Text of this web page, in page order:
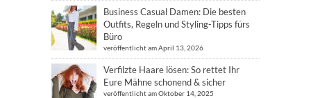
Business Casual Damen: Die besten
Outfits, Regeln und Styling-Tipps fürs
Büro
veröffentlicht am April 13, 2026
Verfilzte Haare lösen: So rettet Ihr
Eure Mähne schonend & sicher
veröffentlicht am Oktober 14, 2025